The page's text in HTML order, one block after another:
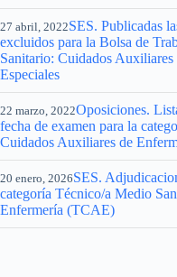
27 abril, 2022SES. Publicadas
excluidos para la Bolsa de
Sanitario: Cuidados
Especiales
22 marzo, 2022Oposiciones.
fecha de examen para la
Cuidados Auxiliares de
20 enero, 2026SES.
categoría Técnico/a Medio
Enfermería (TCAE)